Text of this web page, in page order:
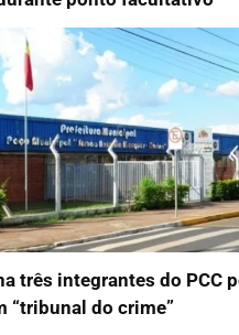
três integrantes do PCC
“tribunal do crime”